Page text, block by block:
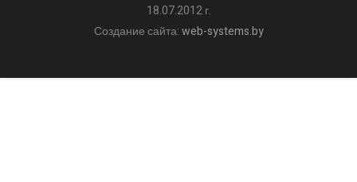
18.07.2012 г.
Создание сайта:web-systems.by